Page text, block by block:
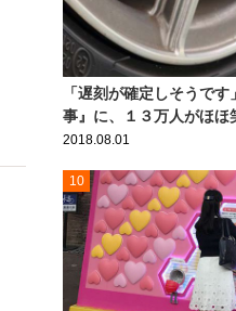
「遅刻が確定しそうで
事』に、１３万人がほほ
2018.08.01
10